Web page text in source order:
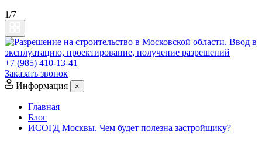
1/7
+7 (985) 410-13-41
Заказать звонок
Информация
×
Главная
Блог
ИСОГД Москвы. Чем будет полезна застройщику?